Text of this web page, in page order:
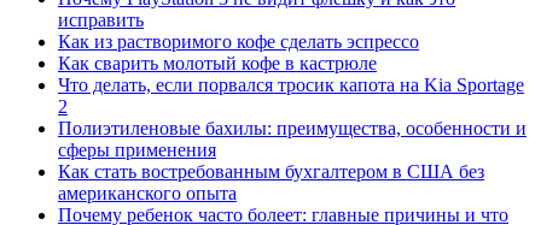
исправить
Как из растворимого кофе сделать эспрессо
Как сварить молотый кофе в кастрюле
Что делать, если порвался тросик капота на Kia Sportage
2
Полиэтиленовые бахилы: преимущества, особенности и
сферы применения
Как стать востребованным бухгалтером в США без
американского опыта
Почему ребенок часто болеет: главные причины и что